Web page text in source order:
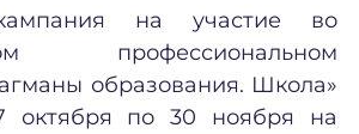
на участие во
профессиональном
образования. Школа»
октября по 30 ноября на